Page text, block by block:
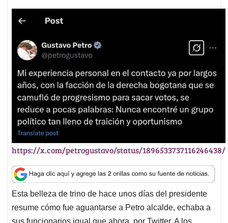
s
A
p
p
c
e
b
o
k
e
d
n
https://x.com/petrogustavo/status/1896533737116246438/
Esta belleza de trino de hace unos días del presidente
resume cómo fue aguantarse a Petro alcalde, echaba a